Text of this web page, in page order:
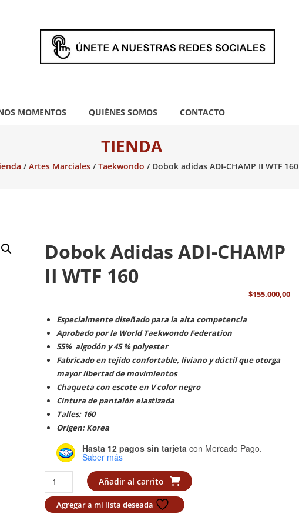
MOMENTOS QUIÉNES SOMOS CONTACTO
TIENDA
/Artes Marciales /Taekwondo / Dobok adidas ADI-CHAMP II WTF 160
Dobok Adidas ADI-CHAMP
II WTF 160
$155.000,00
Especialmente diseñado para la alta competencia
Aprobado por la World Taekwondo Federation
55% algodón y 45 % polyester
Fabricado en tejido confortable, liviano y dúctil que otorga
mayor libertad de movimientos
Chaqueta con escote en V color negro
Cintura de pantalón elastizada
Talles: 160
Origen: Korea
Hasta 12 pagos sin tarjeta con Mercado Pago.
Saber más
Dobok
adidas
ADI-
CHAMP
Añadir al carrito
Agregar a mi lista deseada